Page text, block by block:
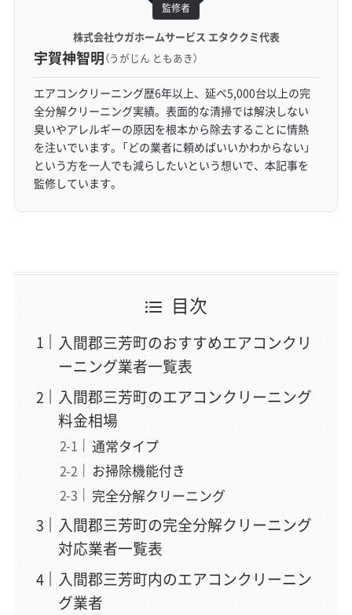
監修者
株式会社ウガホームサービス エタククミ代表
宇賀神智明（うがじん ともあき）
エアコンクリーニング歴6年以上、延べ5,000台以上の完
全分解クリーニング実績。表面的な清掃では解決しない
臭いやアレルギーの原因を根本から除去することに情熱
を注いでいます。「どの業者に頼めばいいかわからない」
という方を一人でも減らしたいという想いで、本記事を
監修しています。
目次
入間郡三芳町のおすすめエアコンクリ
ーニング業者一覧表
入間郡三芳町のエアコンクリーニング
料金相場
通常タイプ
お掃除機能付き
完全分解クリーニング
入間郡三芳町の完全分解クリーニング
対応業者一覧表
入間郡三芳町内のエアコンクリーニン
グ業者